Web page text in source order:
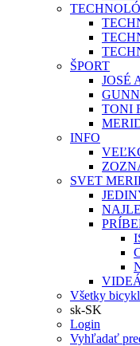
ŠPORT
JOSÉ
TONI
INFO
SVET
VIDEÁ
Všetky
sk-SK
Login
Vyhľadať